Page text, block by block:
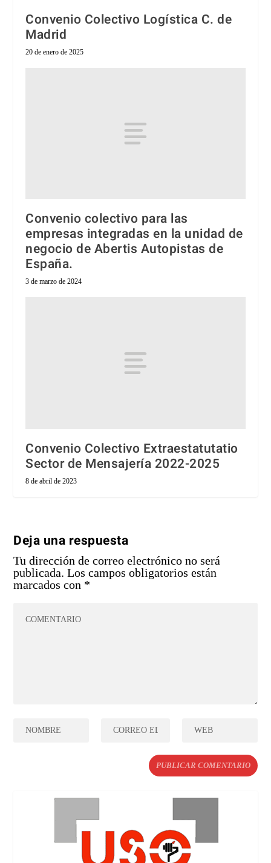
Convenio Colectivo Logística C. de
Madrid
20 de enero de 2025
Convenio colectivo para las
empresas integradas en la unidad de
negocio de Abertis Autopistas de
España.
3 de marzo de 2024
Convenio Colectivo Extraestatutatio
Sector de Mensajería 2022-2025
8 de abril de 2023
Deja una respuesta
Tu dirección de correo electrónico no será
publicada. Los campos obligatorios están
marcados con *